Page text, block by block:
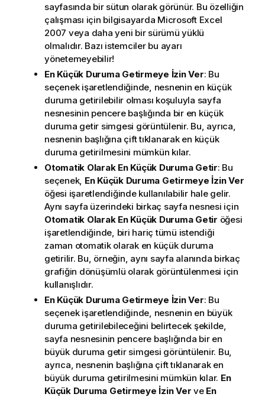
sayfasında bir sütun olarak görünür. Bu özelliğin
çalışması için bilgisayarda Microsoft Excel
2007 veya daha yeni bir sürümü yüklü
olmalıdır. Bazı istemciler bu ayarı
yönetemeyebilir!
En Küçük Duruma Getirmeye İzin Ver: Bu
seçenek işaretlendiğinde, nesnenin en küçük
duruma getirilebilir olması koşuluyla sayfa
nesnesinin pencere başlığında bir en küçük
duruma getir simgesi görüntülenir. Bu, ayrıca,
nesnenin başlığına çift tıklanarak en küçük
duruma getirilmesini mümkün kılar.
Otomatik Olarak En Küçük Duruma Getir: Bu
seçenek, En Küçük Duruma Getirmeye İzin Ver
öğesi işaretlendiğinde kullanılabilir hale gelir.
Aynı sayfa üzerindeki birkaç sayfa nesnesi için
Otomatik Olarak En Küçük Duruma Getir öğesi
işaretlendiğinde, biri hariç tümü istendiği
zaman otomatik olarak en küçük duruma
getirilir. Bu, örneğin, aynı sayfa alanında birkaç
grafiğin dönüşümlü olarak görüntülenmesi için
kullanışlıdır.
En Küçük Duruma Getirmeye İzin Ver: Bu
seçenek işaretlendiğinde, nesnenin en büyük
duruma getirilebileceğini belirtecek şekilde,
sayfa nesnesinin pencere başlığında bir en
büyük duruma getir simgesi görüntülenir. Bu,
ayrıca, nesnenin başlığına çift tıklanarak en
büyük duruma getirilmesini mümkün kılar. En
Küçük Duruma Getirmeye İzin Ver ve En